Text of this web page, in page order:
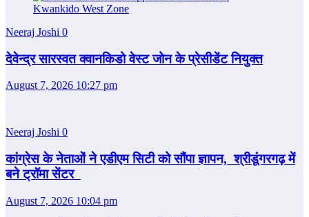
Neeraj Joshi 0
देवेन्द्र सारस्वत क्वानकिडो वेस्ट जोन के प्रेसीडेंट नियुक्त
August 7, 2026 10:27 pm
Neeraj Joshi 0
कांग्रेस के नेताओं ने एडीएम सिटी को सौंपा ज्ञापन, श्रीडूंगरगढ़ में
बने ट्रॉमा सेंटर
August 7, 2026 10:04 pm